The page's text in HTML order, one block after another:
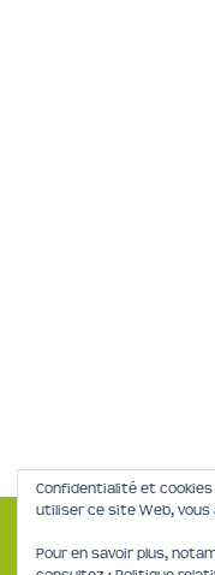
Confidentialité et
utiliser ce site Web,
Pour en savoir plus,